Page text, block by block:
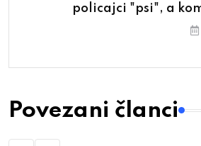
policajci "psi", a
Povezani članci